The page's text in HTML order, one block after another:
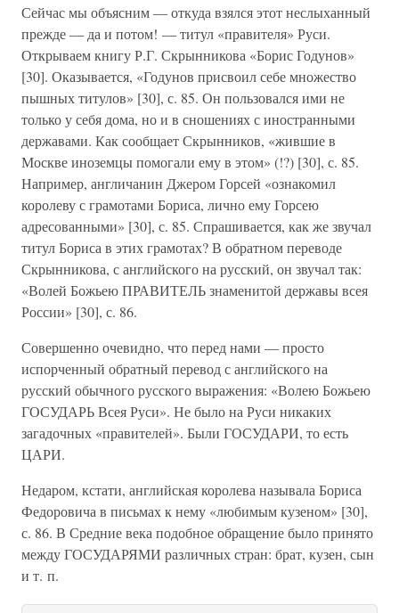
Сейчас мы объясним — откуда взялся этот неслыханный
прежде — да и потом! — титул «правителя» Руси.
Открываем книгу Р.Г. Скрынникова «Борис Годунов»
[30]. Оказывается, «Годунов присвоил себе множество
пышных титулов» [30], с. 85. Он пользовался ими не
только у себя дома, но и в сношениях с иностранными
державами. Как сообщает Скрынников, «жившие в
Москве иноземцы помогали ему в этом» (!?) [30], с. 85.
Например, англичанин Джером Горсей «ознакомил
королеву с грамотами Бориса, лично ему Горсею
адресованными» [30], с. 85. Спрашивается, как же звучал
титул Бориса в этих грамотах? В обратном переводе
Скрынникова, с английского на русский, он звучал так:
«Волей Божьею ПРАВИТЕЛЬ знаменитой державы всея
России» [30], с. 86.
Совершенно очевидно, что перед нами — просто
испорченный обратный перевод с английского на
русский обычного русского выражения: «Волею Божьею
ГОСУДАРЬ Всея Руси». Не было на Руси никаких
загадочных «правителей». Были ГОСУДАРИ, то есть
ЦАРИ.
Недаром, кстати, английская королева называла Бориса
Федоровича в письмах к нему «любимым кузеном» [30],
с. 86. В Средние века подобное обращение было принято
между ГОСУДАРЯМИ различных стран: брат, кузен, сын
и т. п.